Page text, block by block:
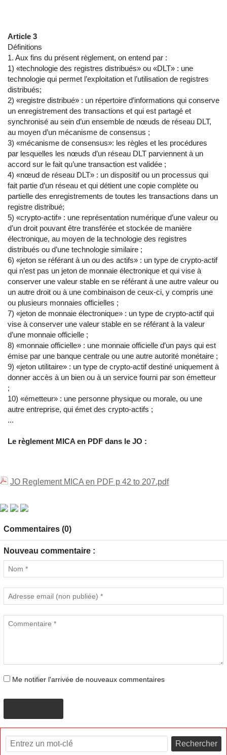
Article 3
Définitions
1. Aux fins du présent règlement, on entend par :
1) «technologie des registres distribués» ou «DLT» : une
technologie qui permet l’exploitation et l’utilisation de registres
distribués;
2) «registre distribué» : un répertoire d’informations qui conserve
un enregistrement des transactions et qui est partagé et
synchronisé au sein d’un ensemble de nœuds de réseau DLT,
au moyen d’un mécanisme de consensus ;
3) «mécanisme de consensus»: les règles et les procédures
par lesquelles les nœuds d’un réseau DLT parviennent à un
accord sur le fait qu’une transaction est validée ;
4) «nœud de réseau DLT» : un dispositif ou un processus qui
fait partie d’un réseau et qui détient une copie complète ou
partielle des enregistrements de toutes les transactions dans un
registre distribué;
5) «crypto-actif» : une représentation numérique d’une valeur ou
d’un droit pouvant être transférée et stockée de manière
électronique, au moyen de la technologie des registres
distribués ou d’une technologie similaire ;
6) «jeton se référant à un ou des actifs» : un type de crypto-actif
qui n’est pas un jeton de monnaie électronique et qui vise à
conserver une valeur stable en se référant à une autre valeur ou
un autre droit ou à une combinaison de ceux-ci, y compris une
ou plusieurs monnaies officielles ;
7) «jeton de monnaie électronique» : un type de crypto-actif qui
vise à conserver une valeur stable en se référant à la valeur
d’une monnaie officielle ;
8) «monnaie officielle» : une monnaie officielle d’un pays qui est
émise par une banque centrale ou une autre autorité monétaire ;
9) «jeton utilitaire» : un type de crypto-actif destiné uniquement à
donner accès à un bien ou à un service fourni par son émetteur
;
10) «émetteur» : une personne physique ou morale, ou une
autre entreprise, qui émet des crypto-actifs ;
...
Le règlement MICA en PDF dans le JO :
JO Reglement MICA en PDF p 42 to 207.pdf
Commentaires (0)
Nouveau commentaire :
Me notifier l'arrivée de nouveaux commentaires
Rechercher